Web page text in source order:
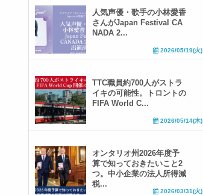
人気声優・歌手の小林愛香
さんがJapan Festival CA
NADA 2...
2026/05/19(火)
TTC職員約700人がストラ
イキの可能性。トロントの
FIFA World C...
2026/05/14(木)
オンタリオ州2026年度予
算で知っておきたいこと2
つ。中小企業の法人所得減
税...
2026/03/31(火)